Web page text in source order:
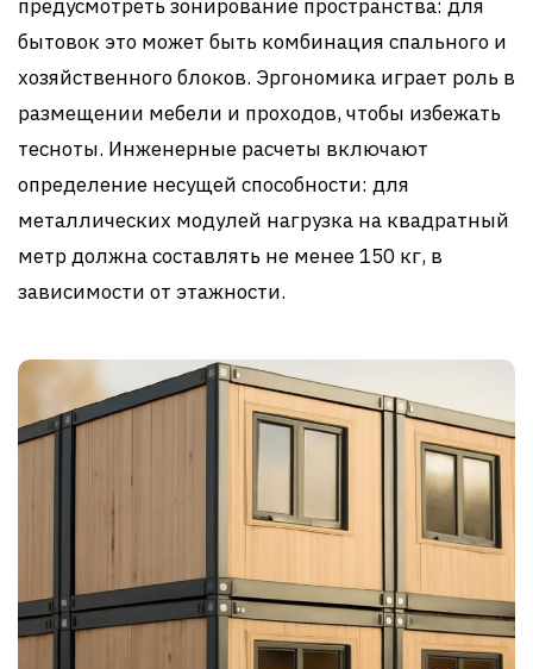
предусмотреть зонирование пространства: для
бытовок это может быть комбинация спального и
хозяйственного блоков. Эргономика играет роль в
размещении мебели и проходов, чтобы избежать
тесноты. Инженерные расчеты включают
определение несущей способности: для
металлических модулей нагрузка на квадратный
метр должна составлять не менее 150 кг, в
зависимости от этажности.